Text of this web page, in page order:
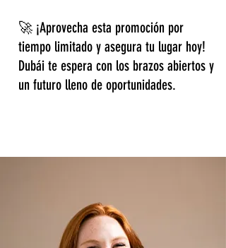
🚀 ¡Aprovecha esta promoción por
tiempo limitado y asegura tu lugar hoy!
Dubái te espera con los brazos abiertos y
un futuro lleno de oportunidades.